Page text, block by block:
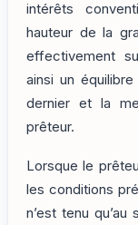
intérêts
hauteur de la
effectivement
ainsi un
dernier et la
prêteur.
Lorsque le
les conditions
n’est tenu